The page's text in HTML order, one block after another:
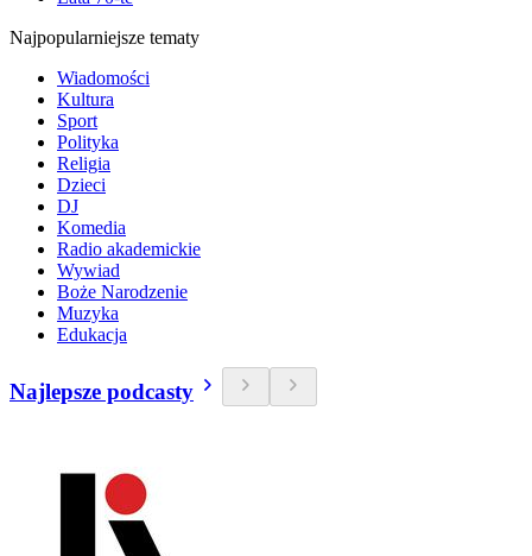
Najpopularniejsze tematy
Wiadomości
Kultura
Sport
Polityka
Religia
Dzieci
DJ
Komedia
Radio akademickie
Wywiad
Boże Narodzenie
Muzyka
Edukacja
Najlepsze podcasty